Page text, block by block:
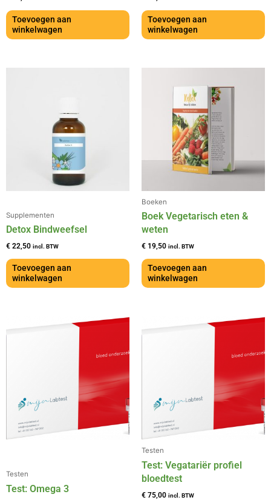
Toevoegen aan
winkelwagen
Toevoegen aan
winkelwagen
Supplementen
Detox Bindweefsel
€ 22,50 incl. BTW
Toevoegen aan
winkelwagen
Boeken
Boek Vegetarisch eten &
weten
€ 19,50 incl. BTW
Toevoegen aan
winkelwagen
Testen
Test: Omega 3
Testen
Test: Vegatariër profiel
bloedtest
€ 75,00 incl. BTW